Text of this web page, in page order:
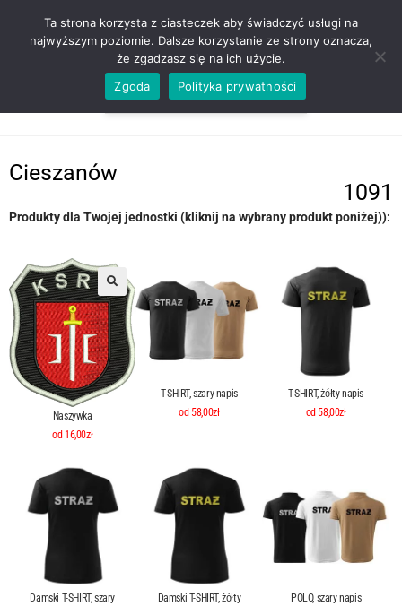
ZADZWOŃ TEL. 600 352 938
Cieszanów
1091
Produkty dla Twojej jednostki (kliknij na wybrany produkt poniżej)):
Naszywka
od 16,00zł
T-SHIRT, szary napis
od 58,00zł
T-SHIRT, żółty napis
od 58,00zł
Damski T-SHIRT, szary
Damski T-SHIRT, żółty
POLO, szary napis
Ta strona korzysta z ciasteczek aby świadczyć usługi na
najwyższym poziomie. Dalsze korzystanie ze strony oznacza,
że zgadzasz się na ich użycie.
Zgoda
Polityka prywatności